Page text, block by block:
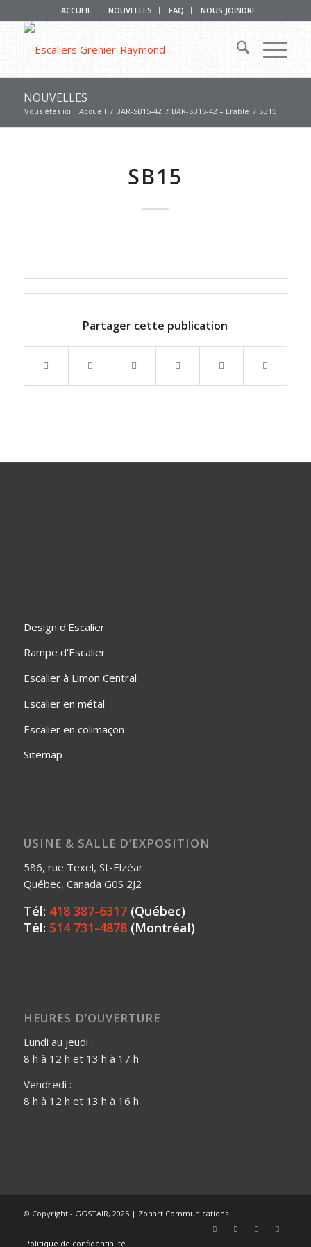
ACCUEIL NOUVELLES FAQ NOUS JOINDRE
NOUVELLES
Vous êtes ici : Accueil / BAR-SB15-42 / BAR-SB15-42 – Erable / SB15
SB15
Partager cette publication
Design d'Escalier
Rampe d'Escalier
Escalier à Limon Central
Escalier en métal
Escalier en colimaçon
Sitemap
USINE & SALLE D’EXPOSITION
586, rue Texel, St-Elzéar
Québec, Canada G0S 2J2
Tél: 418 387-6317(Québec)
Tél: 514 731-4878(Montréal)
HEURES D’OUVERTURE
Lundi au jeudi :
8 h à 12 h et 13 h à 17 h
Vendredi :
8 h à 12 h et 13 h à 16 h
© Copyright - GGSTAIR, 2025 | Zonart Communications
Politique de confidentialité